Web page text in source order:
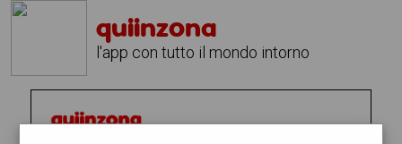
quiinzona
l'app con tutto il mondo intorno